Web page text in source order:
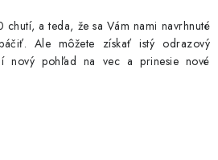
a teda, že sa Vám nami navrhnuté
Ale môžete získať istý odrazový
nový pohľad na vec a prinesie nové